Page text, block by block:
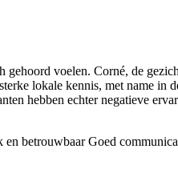
voelen. Corné, de
lokale kennis, met name
hebben echter negatieve
en betrouwbaarGoed